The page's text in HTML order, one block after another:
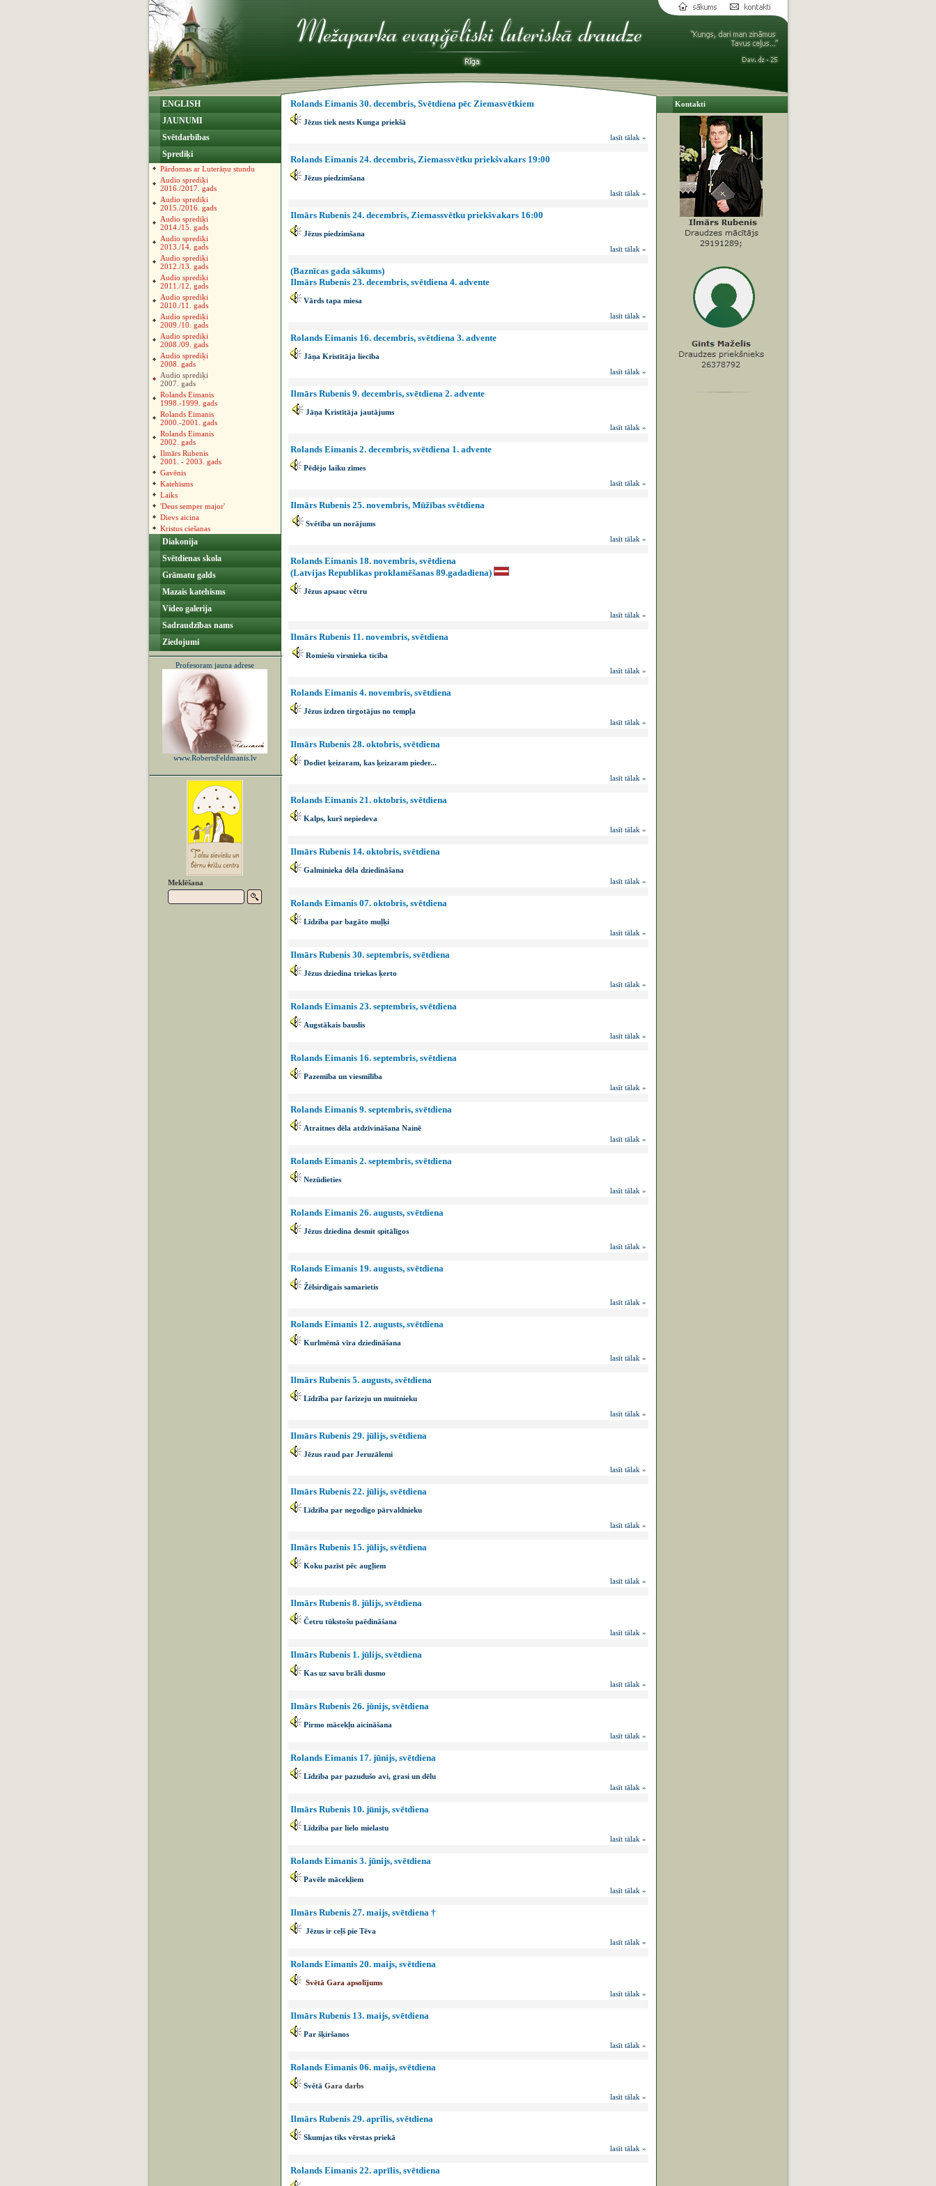
ENGLISH
JAUNUMI
Svētdarbības
Sprediķi
Pārdomas ar Luterāņu stundu
Audio sprediķi
2016./2017. gads
Audio sprediķi
2015./2016. gads
Audio sprediķi
2014./15. gads
Audio sprediķi
2013./14. gads
Audio sprediķi
2012./13. gads
Audio sprediķi
2011./12. gads
Audio sprediķi
2010./11. gads
Audio sprediķi
2009./10. gads
Audio sprediķi
2008./09. gads
Audio sprediķi
2008. gads
Audio sprediķi
2007. gads
Rolands Eimanis
1998.-1999. gads
Rolands Eimanis
2000.-2001. gads
Rolands Eimanis
2002. gads
Ilmārs Rubenis
2001. - 2003. gads
Gavēnis
Katehisms
Laiks
'Deus semper major'
Dievs aicina
Kristus ciešanas
Diakonija
Svētdienas skola
Grāmatu galds
Mazais katehisms
Video galerija
Sadraudzības nams
Ziedojumi
Profesoram jauna adrese
www.RobertsFeldmanis.lv
Meklēšana
Rolands Eimanis 30. decembris, Svētdiena pēc Ziemasvētkiem
Jēzus tiek nests Kunga priekšā
lasīt tālak »
Rolands Eimanis 24. decembris, Ziemassvētku priekšvakars 19:00
Jēzus piedzimšana
lasīt tālak »
Ilmārs Rubenis 24. decembris, Ziemassvētku priekšvakars 16:00
Jēzus piedzimšana
lasīt tālak »
(Baznīcas gada sākums)
Ilmārs Rubenis 23. decembris, svētdiena 4. advente
Vārds tapa miesa
lasīt tālak »
Rolands Eimanis 16. decembris, svētdiena 3. advente
Jāņa Kristītāja liecība
lasīt tālak »
Ilmārs Rubenis 9. decembris, svētdiena 2. advente
Jāņa Kristītāja jautājums
lasīt tālak »
Rolands Eimanis 2. decembris, svētdiena 1. advente
Pēdējo laiku zīmes
lasīt tālak »
Ilmārs Rubenis 25. novembris, Mūžības svētdiena
Svētība un norājums
lasīt tālak »
Rolands Eimanis 18. novembris, svētdiena
(Latvijas Republikas proklamēšanas 89.gadadiena)
Jēzus apsauc vētru
lasīt tālak »
Ilmārs Rubenis 11. novembris, svētdiena
Romiešu virsnieka ticība
lasīt tālak »
Rolands Eimanis 4. novembris, svētdiena
Jēzus izdzen tirgotājus no tempļa
lasīt tālak »
Ilmārs Rubenis 28. oktobris, svētdiena
Dodiet ķeizaram, kas ķeizaram pieder...
lasīt tālak »
Rolands Eimanis 21. oktobris, svētdiena
Kalps, kurš nepiedeva
lasīt tālak »
Ilmārs Rubenis 14. oktobris, svētdiena
Galminieka dēla dziedināšana
lasīt tālak »
Rolands Eimanis 07. oktobris, svētdiena
Līdzība par bagāto muļķi
lasīt tālak »
Ilmārs Rubenis 30. septembris, svētdiena
Jēzus dziedina triekas ķerto
lasīt tālak »
Rolands Eimanis 23. septembris, svētdiena
Augstākais bauslis
lasīt tālak »
Rolands Eimanis 16. septembris, svētdiena
Pazemība un viesmīlība
lasīt tālak »
Rolands Eimanis 9. septembris, svētdiena
Atraitnes dēla atdzīvināšana Nainē
lasīt tālak »
Rolands Eimanis 2. septembris, svētdiena
Nezūdieties
lasīt tālak »
Rolands Eimanis 26. augusts, svētdiena
Jēzus dziedina desmit spitālīgos
lasīt tālak »
Rolands Eimanis 19. augusts, svētdiena
Žēlsirdīgais samarietis
lasīt tālak »
Rolands Eimanis 12. augusts, svētdiena
Kurlmēmā vīra dziedināšana
lasīt tālak »
Ilmārs Rubenis 5. augusts, svētdiena
Līdzība par farizeju un muitnieku
lasīt tālak »
Ilmārs Rubenis 29. jūlijs, svētdiena
Jēzus raud par Jeruzālemi
lasīt tālak »
Ilmārs Rubenis 22. jūlijs, svētdiena
Līdzība par negodīgo pārvaldnieku
lasīt tālak »
Ilmārs Rubenis 15. jūlijs, svētdiena
Koku pazīst pēc augļiem
lasīt tālak »
Ilmārs Rubenis 8. jūlijs, svētdiena
Četru tūkstošu paēdināšana
lasīt tālak »
Ilmārs Rubenis 1. jūlijs, svētdiena
Kas uz savu brāli dusmo
lasīt tālak »
Ilmārs Rubenis 26. jūnijs, svētdiena
Pirmo mācekļu aicināšana
lasīt tālak »
Rolands Eimanis 17. jūnijs, svētdiena
Līdzība par pazudušo avi, grasi un dēlu
lasīt tālak »
Ilmārs Rubenis 10. jūnijs, svētdiena
Līdzība par lielo mielastu
lasīt tālak »
Rolands Eimanis 3. jūnijs, svētdiena
Pavēle mācekļiem
lasīt tālak »
Ilmārs Rubenis 27. maijs, svētdiena †
Jēzus ir ceļš pie Tēva
lasīt tālak »
Rolands Eimanis 20. maijs, svētdiena
Svētā Gara apsolījums
lasīt tālak »
Ilmārs Rubenis 13. maijs, svētdiena
Par šķiršanos
lasīt tālak »
Rolands Eimanis 06. maijs, svētdiena
Svētā Gara darbs
lasīt tālak »
Ilmārs Rubenis 29. aprīlis, svētdiena
Skumjas tiks vērstas priekā
lasīt tālak »
Rolands Eimanis 22. aprīlis, svētdiena
Kontakti